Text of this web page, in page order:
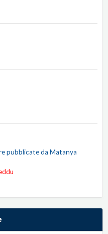
pubblicate da Matanya